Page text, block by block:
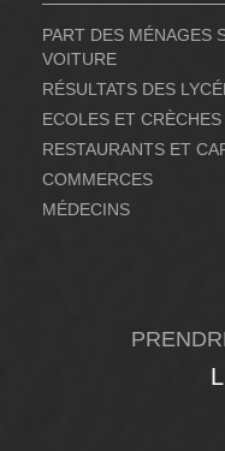
PART DES MÉNAGES
VOITURE
RÉSULTATS DES
ECOLES ET CRÈCHES
RESTAURANTS ET
COMMERCES
MÉDECINS